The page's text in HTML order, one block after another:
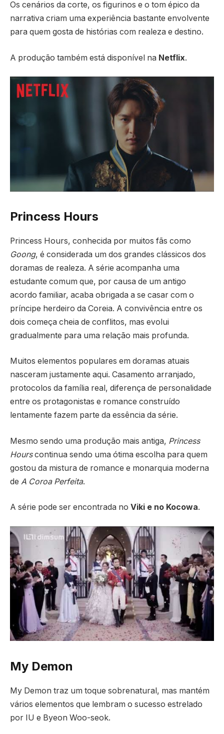
Os cenários da corte, os figurinos e o tom épico da
narrativa criam uma experiência bastante envolvente
para quem gosta de histórias com realeza e destino.
A produção também está disponível na Netflix.
Princess Hours
Princess Hours, conhecida por muitos fãs como
Goong, é considerada um dos grandes clássicos dos
doramas de realeza. A série acompanha uma
estudante comum que, por causa de um antigo
acordo familiar, acaba obrigada a se casar com o
príncipe herdeiro da Coreia. A convivência entre os
dois começa cheia de conflitos, mas evolui
gradualmente para uma relação mais profunda.
Muitos elementos populares em doramas atuais
nasceram justamente aqui. Casamento arranjado,
protocolos da família real, diferença de personalidade
entre os protagonistas e romance construído
lentamente fazem parte da essência da série.
Mesmo sendo uma produção mais antiga, Princess
Hourscontinua sendo uma ótima escolha para quem
gostou da mistura de romance e monarquia moderna
de A Coroa Perfeita.
A série pode ser encontrada no Viki e no Kocowa.
My Demon
My Demon traz um toque sobrenatural, mas mantém
vários elementos que lembram o sucesso estrelado
por IU e Byeon Woo-seok.